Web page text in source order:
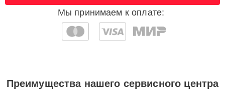
Мы принимаем к оплате:
Преимущества нашего сервисного центра